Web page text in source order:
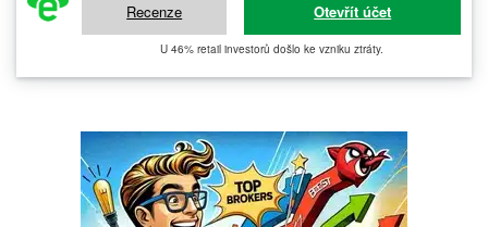
Recenze Otevřít účet
U 46% retail investorů došlo ke vzniku ztráty.